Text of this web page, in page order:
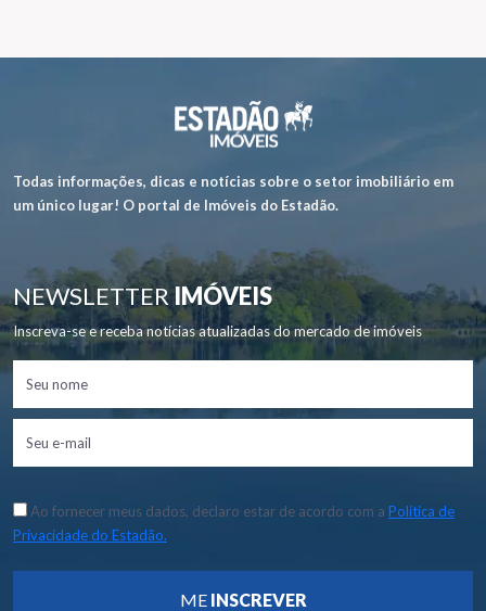
Todas informações, dicas e notícias sobre o setor imobiliário em
um único lugar! O portal de Imóveis do Estadão.
NEWSLETTERIMÓVEIS
Inscreva-se e receba notícias atualizadas do mercado de imóveis
Ao fornecer meus dados, declaro estar de acordo com a Política de
Privacidade do Estadão.
ME INSCREVER